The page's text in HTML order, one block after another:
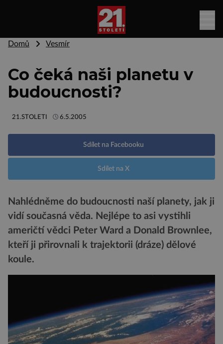
Domů Vesmír
Co čeká naši planetu v
budoucnosti?
21.STOLETI 6.5.2005
Sdílet na Facebooku
Sdílet na X
Nahlédněme do budoucnosti naší planety, jak ji
vidí současná věda. Nejlépe to asi vystihli
američtí vědci Peter Ward a Donald Brownlee,
kteří ji přirovnali k trajektorii (dráze) dělové
koule.